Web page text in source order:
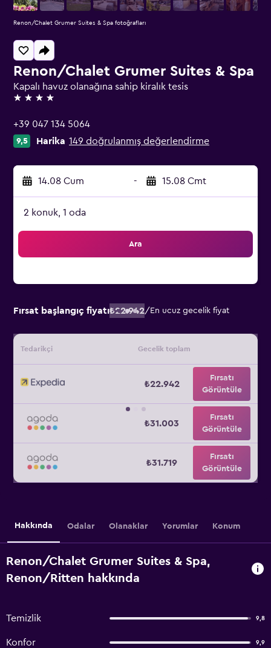
Renon/Chalet Grumer Suites & Spa
Kapalı havuz olanağına sahip kiralık tesis
4 yıldız
+39 047 134 5064
9,5 Harika 149 doğrulanmış değerlendirme
14.08 Cum - 15.08 Cmt
2 konuk, 1 oda
Ara
Fırsat başlangıç fiyatı₺22.942/ En ucuz gecelik fiyat
Tedarikçi Gecelik toplam
₺22.942
Fırsatı
Görüntüle
₺31.003
Fırsatı
Görüntüle
₺31.719
Fırsatı
Görüntüle
Renon/Chalet Grumer Suites & Spa fotoğrafları
Hakkında Odalar Olanaklar Yorumlar Konum
Renon/Chalet Grumer Suites & Spa,
Renon/Ritten hakkında
Temizlik 9,8
Konfor 9,9